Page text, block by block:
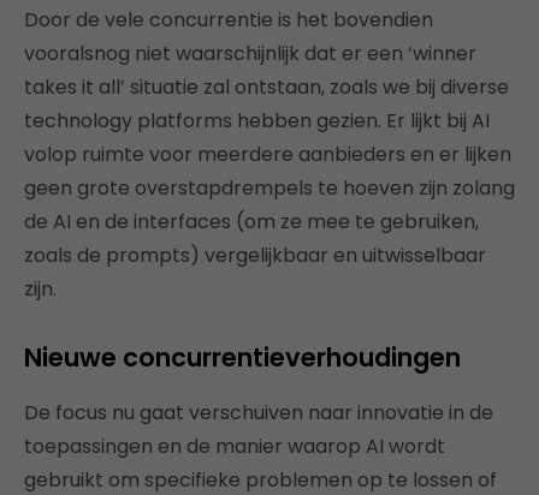
Door de vele concurrentie is het bovendien
vooralsnog niet waarschijnlijk dat er een ‘winner
takes it all’ situatie zal ontstaan, zoals we bij diverse
technology platforms hebben gezien. Er lijkt bij AI
volop ruimte voor meerdere aanbieders en er lijken
geen grote overstapdrempels te hoeven zijn zolang
de AI en de interfaces (om ze mee te gebruiken,
zoals de prompts) vergelijkbaar en uitwisselbaar
zijn.
Nieuwe concurrentieverhoudingen
De focus nu gaat verschuiven naar innovatie in de
toepassingen en de manier waarop AI wordt
gebruikt om specifieke problemen op te lossen of